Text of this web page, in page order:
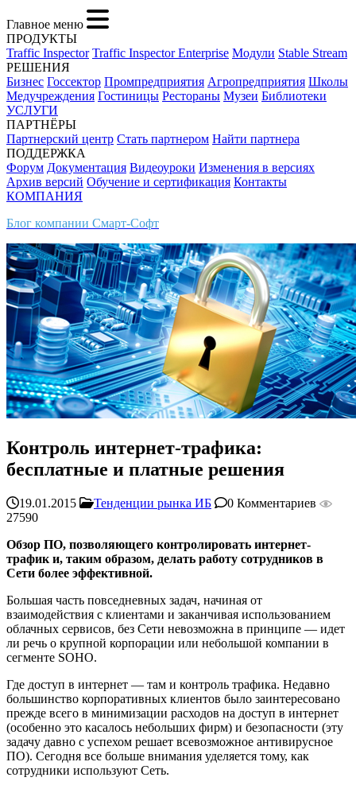
Главное меню
ПРОДУКТЫ
Traffic Inspector Traffic Inspector Enterprise Модули Stable Stream
РЕШЕНИЯ
Бизнес Госсектор Промпредприятия Агропредприятия Школы
Медучреждения Гостиницы Рестораны Музеи Библиотеки
УСЛУГИ
ПАРТНЁРЫ
Партнерский центр Стать партнером Найти партнера
ПОДДЕРЖКА
Форум Документация Видеоуроки Изменения в версиях
Архив версий Обучение и сертификация Контакты
КОМПАНИЯ
Блог компании Смарт-Софт
Контроль интернет-трафика:
бесплатные и платные решения
19.01.2015 Тенденции рынка ИБ
0 Комментариев
27590
Обзор ПО, позволяющего контролировать интернет-
трафик и, таким образом, делать работу сотрудников в
Сети более эффективной.
Большая часть повседневных задач, начиная от
взаимодействия с клиентами и заканчивая использованием
облачных сервисов, без Сети невозможна в принципе — идет
ли речь о крупной корпорации или небольшой компании в
сегменте SOHO.
Где доступ в интернет — там и контроль трафика. Недавно
большинство корпоративных клиентов было заинтересовано
прежде всего в минимизации расходов на доступ в интернет
(особенно это касалось небольших фирм) и безопасности (эту
задачу давно с успехом решает всевозможное антивирусное
ПО). Сегодня все больше внимания уделяется тому, как
сотрудники используют Сеть.